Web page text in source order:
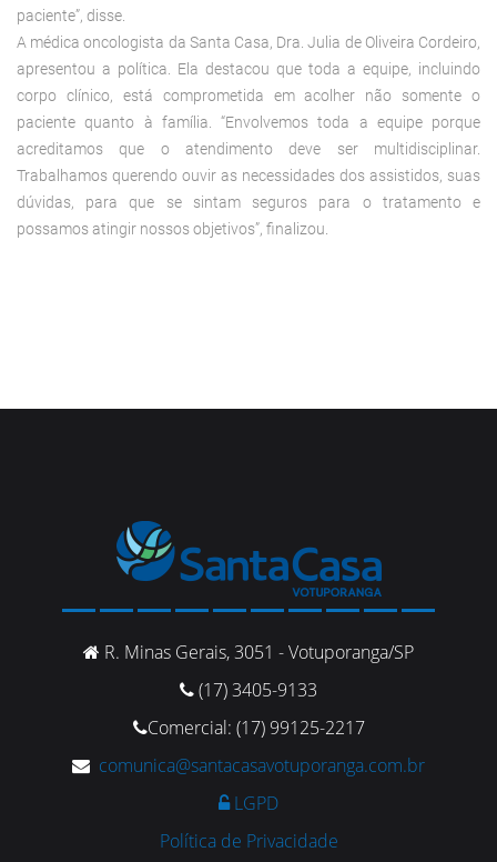
paciente”, disse.
A médica oncologista da Santa Casa, Dra. Julia de Oliveira Cordeiro,
apresentou a política. Ela destacou que toda a equipe, incluindo
corpo clínico, está comprometida em acolher não somente o
paciente quanto à família. “Envolvemos toda a equipe porque
acreditamos que o atendimento deve ser multidisciplinar.
Trabalhamos querendo ouvir as necessidades dos assistidos, suas
dúvidas, para que se sintam seguros para o tratamento e
possamos atingir nossos objetivos”, finalizou.
R. Minas Gerais, 3051 - Votuporanga/SP
(17) 3405-9133
Comercial: (17) 99125-2217
comunica@santacasavotuporanga.com.br
LGPD
Política de Privacidade